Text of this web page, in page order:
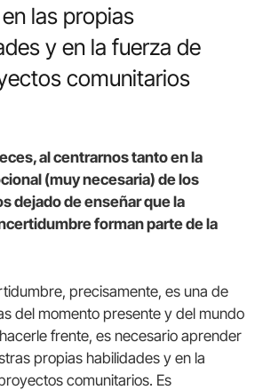
las propias
y en la fuerza de
comunitarios
al centrarnos tanto en la
(muy necesaria) de los
dejado de enseñar que la
forman parte de la
precisamente, es una de
del momento presente y del mundo
frente, es necesario aprender
propias habilidades y en la
comunitarios. Es